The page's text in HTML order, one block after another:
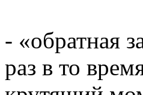
- «обратная
раз в то